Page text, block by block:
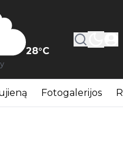
28°C
Fotogalerijos